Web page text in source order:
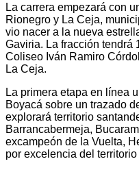
La carrera empezará con
Rionegro y La Ceja,
vio nacer a la nueva
Gaviria. La fracción tendrá
Coliseo Iván Ramiro
La Ceja.
La primera etapa en línea
Boyacá sobre un trazado
explorará territorio
Barrancabermeja,
excampeón de la Vuelta,
por excelencia del